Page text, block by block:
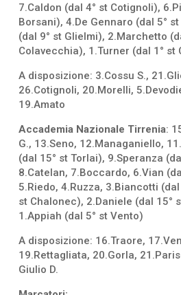
7.Caldon (dal 4° st Cotignoli),
Borsani), 4.De Gennaro (dal 5°
(dal 9° st Glielmi), 2.Marchetto
Colavecchia), 1.Turner (dal 1° st
A disposizione: 3.Cossu S.,
26.Cotignoli, 20.Morelli,
19.Amato
Accademia Nazionale Tirrenia:
G., 13.Seno, 12.Managaniello,
(dal 15° st Torlai), 9.Speranza
8.Catelan, 7.Boccardo, 6.Vian
5.Riedo, 4.Ruzza, 3.Biancotti
st Chalonec), 2.Daniele (dal 15°
1.Appiah (dal 5° st Vento)
A disposizione: 16.Traore,
19.Rettagliata, 20.Gorla,
Giulio D.